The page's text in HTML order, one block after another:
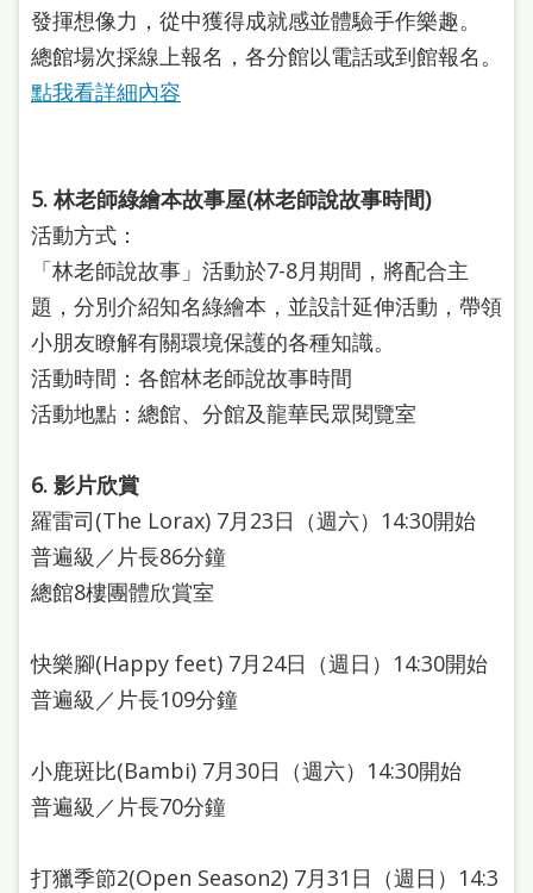
通
陳
情
English
日
本
語
隱
權
及
網
站
全
政
政
網
發揮想像力，從中獲得成就感並體驗手作樂趣。
總館場次採線上報名，各分館以電話或到館報名。
點我看詳細內容
5. 林老師綠繪本故事屋(林老師說故事時間)
活動方式：
「林老師說故事」活動於7-8月期間，將配合主
題，分別介紹知名綠繪本，並設計延伸活動，帶領
小朋友瞭解有關環境保護的各種知識。
活動時間：各館林老師說故事時間
活動地點：總館、分館及龍華民眾閱覽室
6. 影片欣賞
羅雷司(The Lorax) 7月23日（週六）14:30開始
普遍級／片長86分鐘
總館8樓團體欣賞室
快樂腳(Happy feet) 7月24日（週日）14:30開始
普遍級／片長109分鐘
小鹿斑比(Bambi) 7月30日（週六）14:30開始
普遍級／片長70分鐘
打獵季節2(Open Season2) 7月31日（週日）14:3